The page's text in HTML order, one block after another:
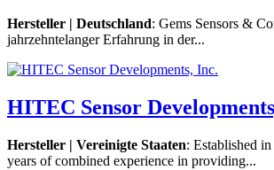
Hersteller | Deutschland: Gems Sensors &
jahrzehntelanger Erfahrung in der...
HITEC Sensor
Hersteller | Vereinigte Staaten: Established
years of combined experience in providing...